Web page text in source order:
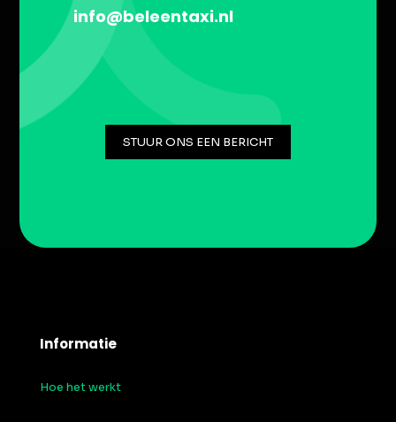
info@beleentaxi.nl
STUUR ONS EEN BERICHT
Informatie
Hoe het werkt